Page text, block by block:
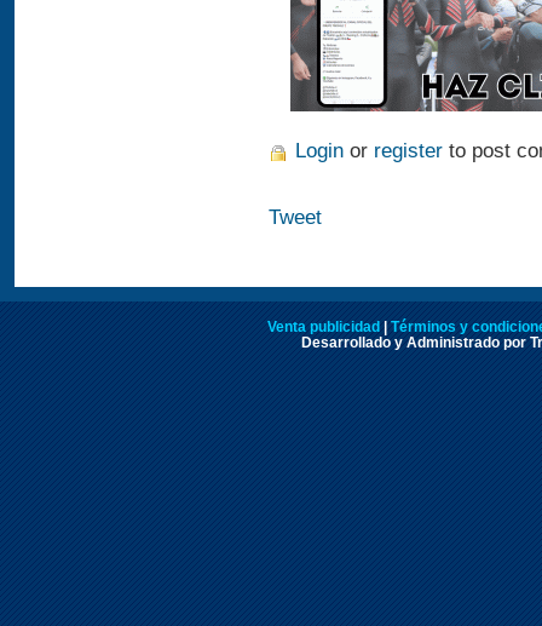
Login or register to post
Tweet
Venta publicidad | Términos y
Desarrollado y Administrado por